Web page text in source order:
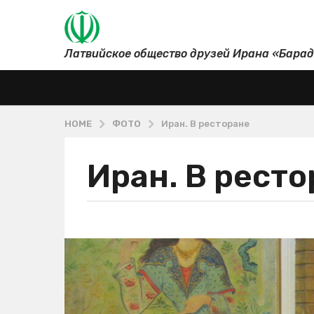
Латвийское общество друзей Ирана
HOME ФОТО Иран. В ресторане
2
г
a
g
o
Иран. В
y
М
а
ш
х
а